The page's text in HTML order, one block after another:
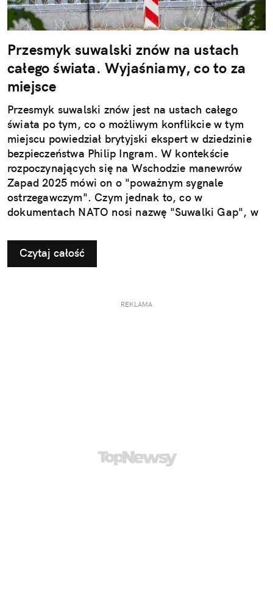
Przesmyk suwalski znów na ustach
całego świata. Wyjaśniamy, co to za
miejsce
Przesmyk suwalski znów jest na ustach całego
świata po tym, co o możliwym konflikcie w tym
miejscu powiedział brytyjski ekspert w dziedzinie
bezpieczeństwa Philip Ingram. W kontekście
rozpoczynających się na Wschodzie manewrów
Zapad 2025 mówi on o "poważnym sygnale
ostrzegawczym". Czym jednak to, co w
dokumentach NATO nosi nazwę "Suwalki Gap", w
Czytaj całość
REKLAMA